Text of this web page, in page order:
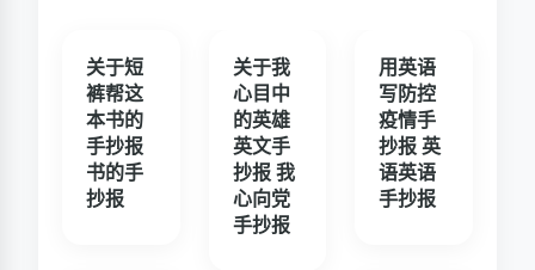
关于短
裤帮这
本书的
手抄报
书的手
抄报
关于我
心目中
的英雄
英文手
抄报 我
心向党
手抄报
用英语
写防控
疫情手
抄报 英
语英语
手抄报